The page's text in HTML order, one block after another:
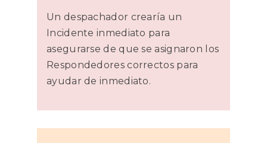
Un despachador crearía un
Incidente inmediato para
asegurarse de que se asignaron los
Respondedores correctos para
ayudar de inmediato.